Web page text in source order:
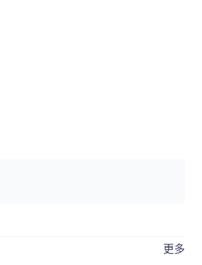
更多